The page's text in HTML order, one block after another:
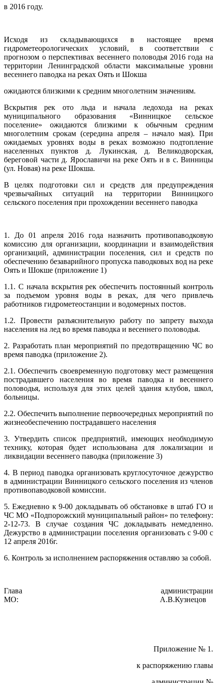
в 2016 году.
Исходя из складывающихся в настоящее время
гидрометеорологических условий, в соответствии с
прогнозом о перспективах весеннего половодья 2016 года на
территории Ленинградской области максимальные уровни
весеннего паводка на реках Оять и Шокша
ожидаются близкими к средним многолетним значениям.
Вскрытия рек ото льда и начала ледохода на реках
муниципального образования «Винницкое сельское
поселение» ожидаются близкими к обычным средним
многолетним срокам (середина апреля – начало мая). При
ожидаемых уровнях воды в реках возможно подтопление
населенных пунктов д. Лукинская, д. Великодворская,
береговой части д. Ярославичи на реке Оять и в с. Винницы
(ул. Новая) на реке Шокша.
В целях подготовки сил и средств для предупреждения
чрезвычайных ситуаций на территории Винницкого
сельского поселения при прохождении весеннего паводка
1. До 01 апреля 2016 года назначить противопаводковую
комиссию для организации, координации и взаимодействия
организаций, администрации поселения, сил и средств по
обеспечению безаварийного пропуска паводковых вод на реке
Оять и Шокше (приложение 1)
1.1. С начала вскрытия рек обеспечить постоянный контроль
за подъемом уровня воды в реках, для чего привлечь
работников гидрометеостанции и водомерных постов.
1.2. Провести разъяснительную работу по запрету выхода
населения на лед во время паводка и весеннего половодья.
2. Разработать план мероприятий по предотвращению ЧС во
время паводка (приложение 2).
2.1. Обеспечить своевременную подготовку мест размещения
пострадавшего населения во время паводка и весеннего
половодья, используя для этих целей здания клубов, школ,
больницы.
2.2. Обеспечить выполнение первоочередных мероприятий по
жизнеобеспечению пострадавшего населения
3. Утвердить список предприятий, имеющих необходимую
технику, которая будет использована для локализации и
ликвидации весеннего паводка (приложение 3)
4. В период паводка организовать круглосуточное дежурство
в администрации Винницкого сельского поселения из членов
противопаводковой комиссии.
5. Ежедневно к 9-00 докладывать об обстановке в штаб ГО и
ЧС МО «Подпорожский муниципальный район» по телефону:
2-12-73. В случае создания ЧС докладывать немедленно.
Дежурство в администрации поселения организовать с 9-00 с
12 апреля 2016г.
6. Контроль за исполнением распоряжения оставляю за собой.
Глава администрации
МО: А.В.Кузнецов
Приложение № 1.
к распоряжению главы